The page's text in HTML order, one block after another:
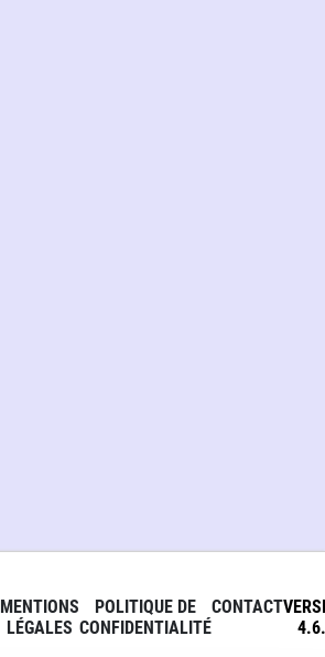
MENTIONS
LÉGALES
POLITIQUE DE
CONFIDENTIALITÉ
CONTACT